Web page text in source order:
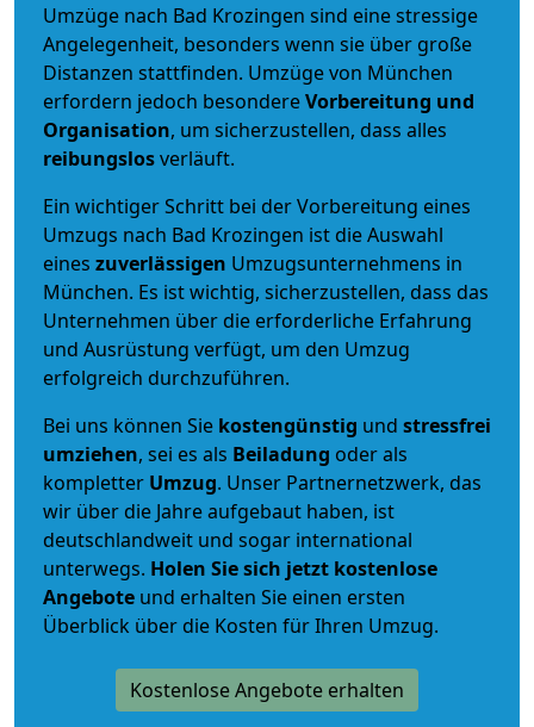
Umzüge nach Bad Krozingen sind eine stressige
Angelegenheit, besonders wenn sie über große
Distanzen stattfinden. Umzüge von München
erfordern jedoch besondereVorbereitung und
Organisation, um sicherzustellen, dass alles
reibungslosverläuft.
Ein wichtiger Schritt bei der Vorbereitung eines
Umzugs nach Bad Krozingen ist die Auswahl
eines zuverlässigen Umzugsunternehmens in
München. Es ist wichtig, sicherzustellen, dass das
Unternehmen über die erforderliche Erfahrung
und Ausrüstung verfügt, um den Umzug
erfolgreich durchzuführen.
Bei uns können Sie kostengünstig und stressfrei
umziehen, sei es als Beiladung oder als
kompletter Umzug. Unser Partnernetzwerk, das
wir über die Jahre aufgebaut haben, ist
deutschlandweit und sogar international
unterwegs. Holen Sie sich jetzt kostenlose
Angebote und erhalten Sie einen ersten
Überblick über die Kosten für Ihren Umzug.
Kostenlose Angebote erhalten